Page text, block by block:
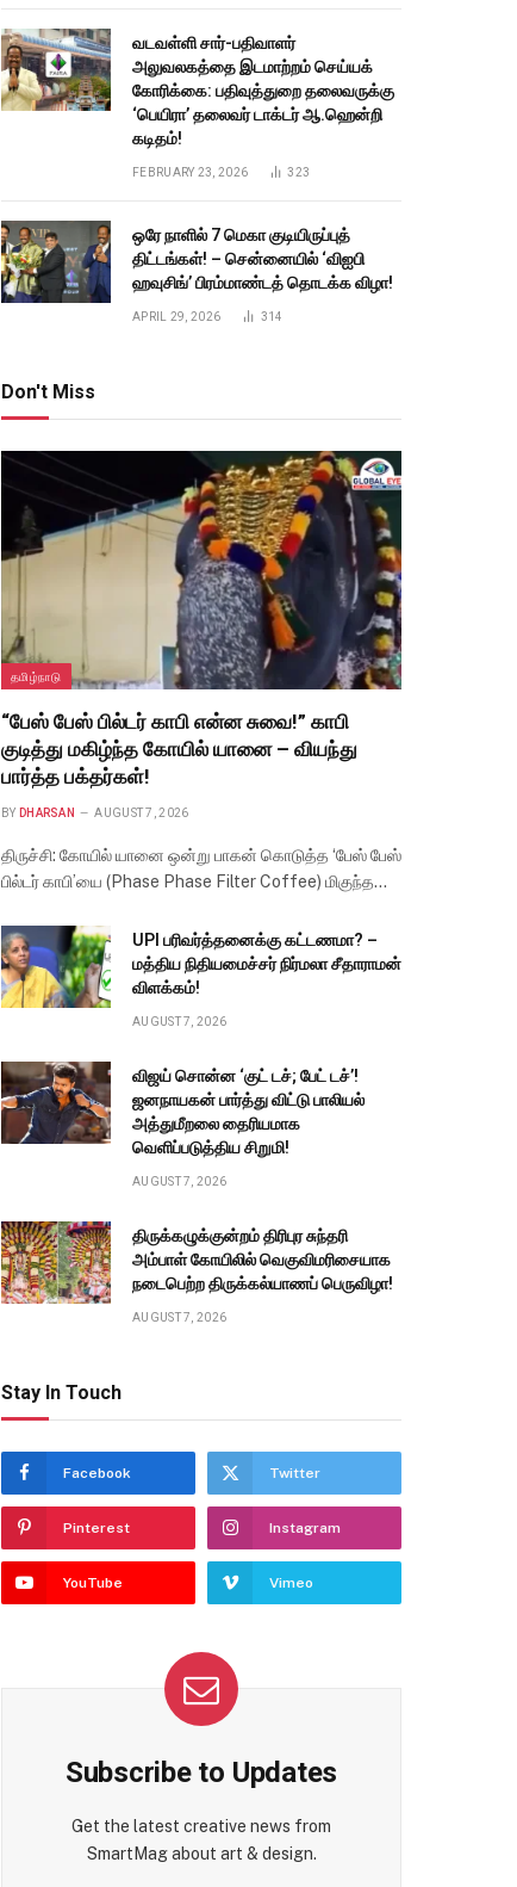
வடவள்ளி சார்-பதிவாளர்
அலுவலகத்தை இடமாற்றம் செய்யக்
கோரிக்கை: பதிவுத்துறை தலைவருக்கு
‘பெயிரா’ தலைவர் டாக்டர் ஆ.ஹென்றி
கடிதம்!
FEBRUARY 23, 2026 323
ஒரே நாளில் 7 மெகா குடியிருப்புத்
திட்டங்கள்! – சென்னையில் ‘விஐபி
ஹவுசிங்’ பிரம்மாண்டத் தொடக்க விழா!
APRIL 29, 2026 314
Don't Miss
தமிழ்நாடு
“பேஸ் பேஸ் பில்டர் காபி என்ன சுவை!” காபி
குடித்து மகிழ்ந்த கோயில் யானை – வியந்து
பார்த்த பக்தர்கள்!
BY DHARSAN AUGUST 7, 2026
திருச்சி: கோயில் யானை ஒன்று பாகன் கொடுத்த ‘பேஸ் பேஸ்
பில்டர் காபி’யை (Phase Phase Filter Coffee) மிகுந்த…
UPI பரிவர்த்தனைக்கு கட்டணமா? –
மத்திய நிதியமைச்சர் நிர்மலா சீதாராமன்
விளக்கம்!
AUGUST 7, 2026
விஜய் சொன்ன ‘குட் டச்; பேட் டச்’!
ஜனநாயகன் பார்த்து விட்டு பாலியல்
அத்துமீறலை தைரியமாக
வெளிப்படுத்திய சிறுமி!
AUGUST 7, 2026
திருக்கழுக்குன்றம் திரிபுர சுந்தரி
அம்பாள் கோயிலில் வெகுவிமரிசையாக
நடைபெற்ற திருக்கல்யாணப் பெருவிழா!
AUGUST 7, 2026
Stay In Touch
Facebook Twitter
Pinterest Instagram
YouTube Vimeo
Subscribe to Updates
Get the latest creative news from
SmartMag about art & design.